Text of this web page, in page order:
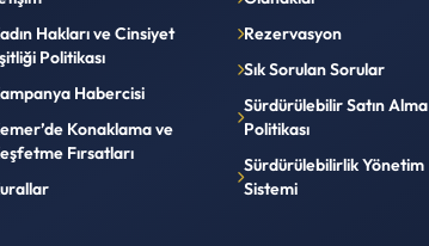
Hakları ve Cinsiyet
Politikası
Habercisi
Konaklama ve
Fırsatları
Rezervasyon
Sık Sorulan Sorular
Sürdürülebilir Satın Alma
Politikası
Sürdürülebilirlik Yönetim
Sistemi